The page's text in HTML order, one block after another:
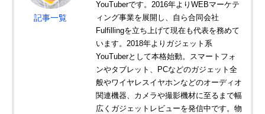
記事一覧
YouTuberです。2016年よりWEBマーケテ
ィング事業を展開し、自ら合同会社
Fulfillingを立ち上げて現在も代表を務めて
います。2018年よりガジェット系
YouTuberとして本格始動。スマートフォ
ンやタブレット、PCなどのガジェット全
般やワイヤレスイヤホンなどのオーディオ
関連機器、カメラや撮影機材に至るまで幅
広くガジェットレビューを発信中です。物